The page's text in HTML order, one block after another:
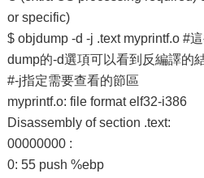
or specific)
$ objdump -d -j .text myprintf.o #
dump的-d選項可以看到反編譯的
#-j指定需要查看的節區
myprintf.o: file format elf32-i386
Disassembly of section .text:
00000000 :
0: 55 push %ebp